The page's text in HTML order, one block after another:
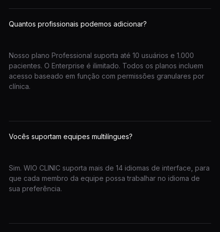
Quantos profissionais podemos adicionar?
Nosso plano Professional suporta até 10 usuários e 1.000
pacientes. O Enterprise é ilimitado. Todos os planos incluem
acesso baseado em função com permissões granulares por
clínica.
Vocês suportam equipes multilíngues?
Sim. WIO CLINIC suporta mais de 14 idiomas de interface, para
que cada membro da equipe possa trabalhar no idioma de
sua preferência.